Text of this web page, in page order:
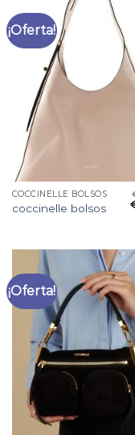
¡Oferta!
COCCINELLE BOLSOS
coccinelle bolsos
¡Oferta!